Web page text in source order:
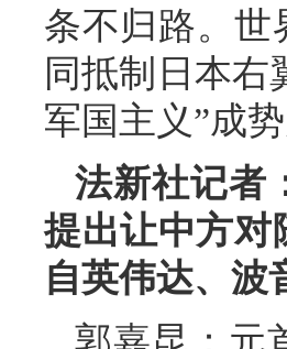
条不归路。世
同抵制日本右
军国主义”成势
法新社记者
提出让中方对
自英伟达、波
郭嘉昆：元